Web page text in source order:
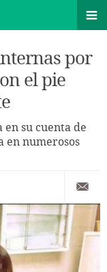
por
el pie
su cuenta de
en numerosos